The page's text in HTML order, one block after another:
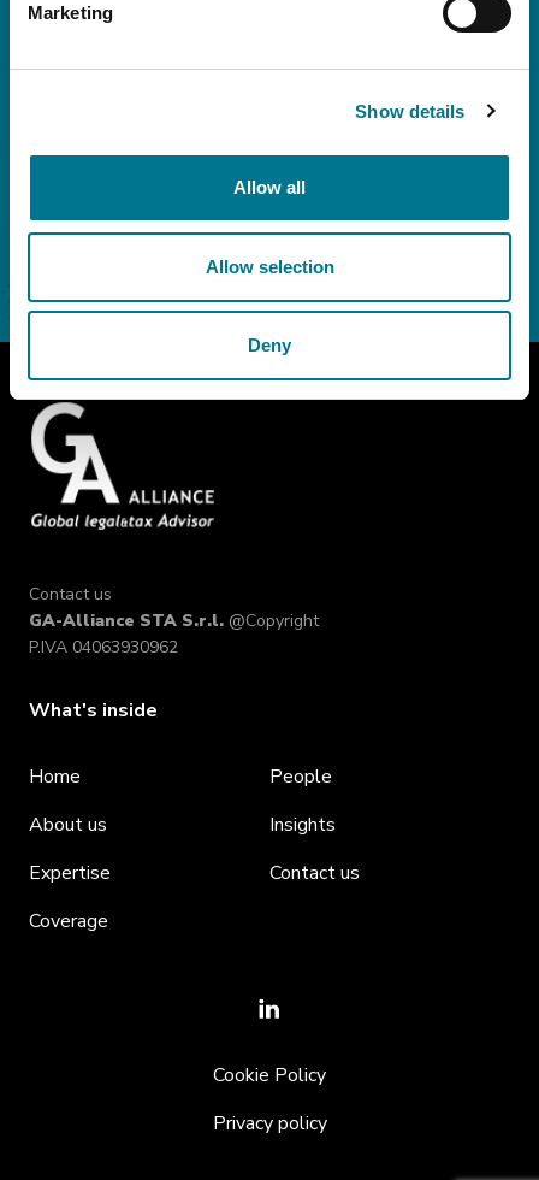
Marketing
Show details
Allow all
Allow selection
Deny
Acconsento al trattamento dei miei dati personali per la finalità di cui
Contact us
GA-Alliance STA S.r.l. @Copyright
P.IVA 04063930962
What's inside
Home
About us
Expertise
Coverage
People
Insights
Contact us
Cookie Policy
Privacy policy